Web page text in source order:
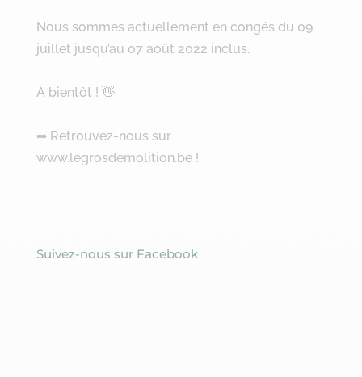
Nous sommes actuellement en congés du 09
juillet jusqu’au 07 août 2022 inclus.
À bientôt ! 👋
➡ Retrouvez-nous sur
www.legrosdemolition.be !
Suivez-nous sur Facebook